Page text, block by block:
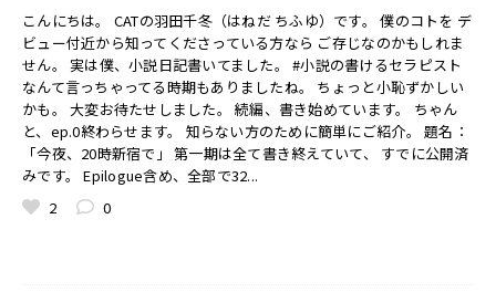
こんにちは。 CATの羽田千冬（はねだ ちふゆ）です。 僕のコトを デ
ビュー付近から知ってくださっている方なら ご存じなのかもしれま
せん。 実は僕、小説日記書いてました。 #小説の書けるセラピスト
なんて言っちゃってる時期もありましたね。 ちょっと小恥ずかしい
かも。 大変お待たせしました。 続編、書き始めています。 ちゃん
と、ep.0終わらせます。 知らない方のために簡単にご紹介。 題名：
「今夜、20時新宿で」 第一期は全て書き終えていて、 すでに公開済
みです。 Epilogue含め、全部で32...
2
0